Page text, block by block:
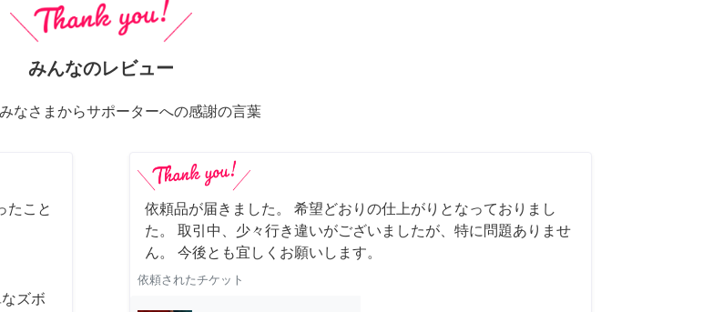
みんなのレビュー
なさまからサポーターへの感謝の言葉
たこと
ズボ
依頼品が届きました。 希望どおりの仕上がりとなっておりまし
た。 取引中、少々行き違いがございましたが、特に問題ありませ
ん。 今後とも宜しくお願いします。
依頼されたチケット